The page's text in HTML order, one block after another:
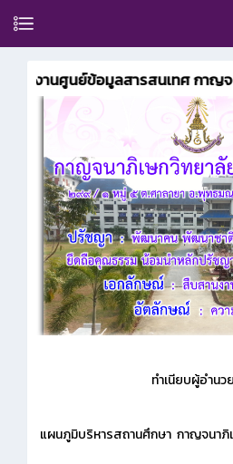
สู่งานศูนย์ข้อมูลสารสนเทศ กาญจน
ทำเนียบผู้อำนว
แผนภูมิบริหารสถานศึกษา กาญจนาภิ